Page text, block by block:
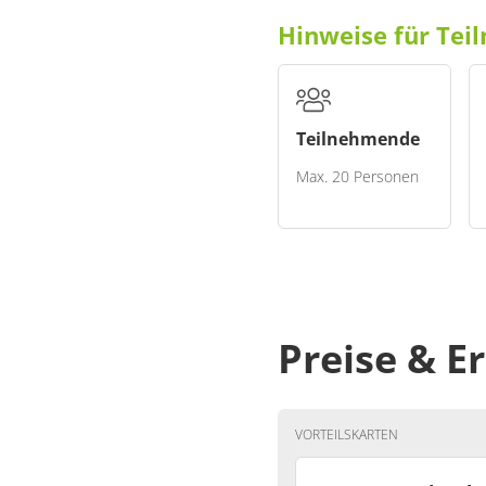
Hinweise für
Teilnehmende
Max. 20 Personen
Wanderschuhe
Rucksackverpflegung
Hinweis an die
Festes Schuhwerk und
Preise &
VORTEILSKARTEN